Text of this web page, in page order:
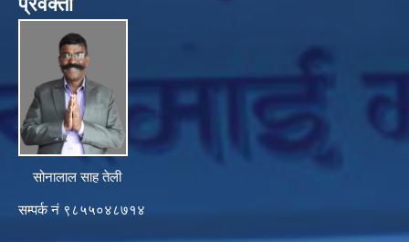
सोनालाल साह तेली
सम्पर्क नं ९८५५०४८७१४